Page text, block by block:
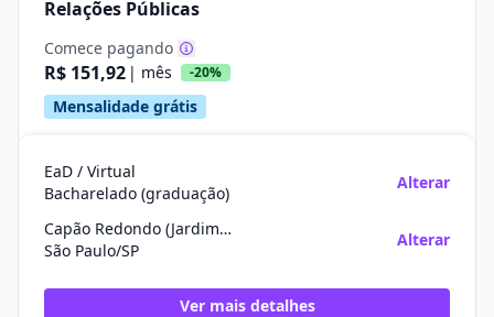
Relações Públicas
Comece pagando
R$ 151,92 | mês -20%
Mensalidade grátis
EaD / Virtual
Bacharelado (graduação)
Alterar
Capão Redondo (Jardim Germânia)
São Paulo/SP
Alterar
Ver mais detalhes